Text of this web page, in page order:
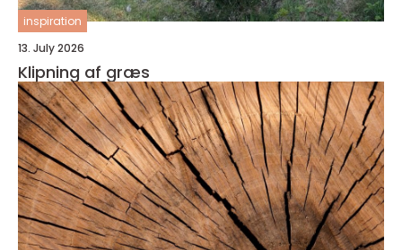
inspiration
13. July 2026
Klipning af græs